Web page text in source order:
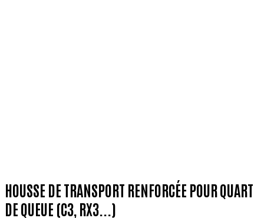
HOUSSE DE TRANSPORT RENFORCÉE POUR QUART
DE QUEUE (C3, RX3...)